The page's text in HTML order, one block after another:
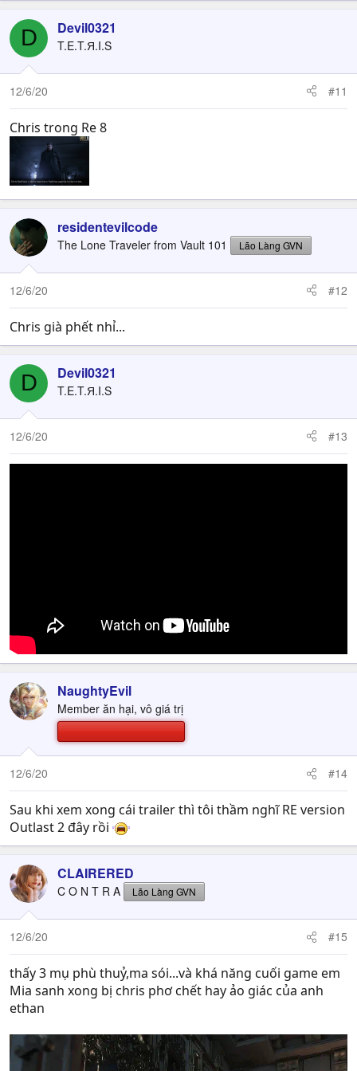
D Devil0321
T.E.T.Я.I.S
12/6/20 #11
Chris trong Re 8
residentevilcode
The Lone Traveler from Vault 101 Lão Làng GVN
12/6/20 #12
Chris già phết nhỉ...
D Devil0321
T.E.T.Я.I.S
12/6/20 #13
NaughtyEvil
Member ăn hại, vô giá trị
12/6/20 #14
Sau khi xem xong cái trailer thì tôi thầm nghĩ RE version
Outlast 2 đây rồi
CLAIRERED
C O N T R A Lão Làng GVN
12/6/20 #15
thấy 3 mụ phù thuỷ,ma sói...và khá năng cuối game em
Mia sanh xong bị chris phơ chết hay ảo giác của anh
ethan